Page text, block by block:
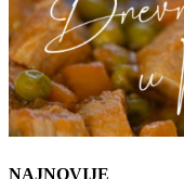
NAJNOVIJE